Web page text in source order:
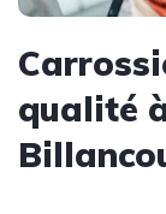
qualité